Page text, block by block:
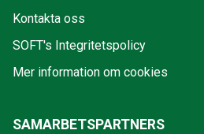
Kontakta oss
SOFT's Integritetspolicy
Mer information om cookies
SAMARBETSPARTNERS